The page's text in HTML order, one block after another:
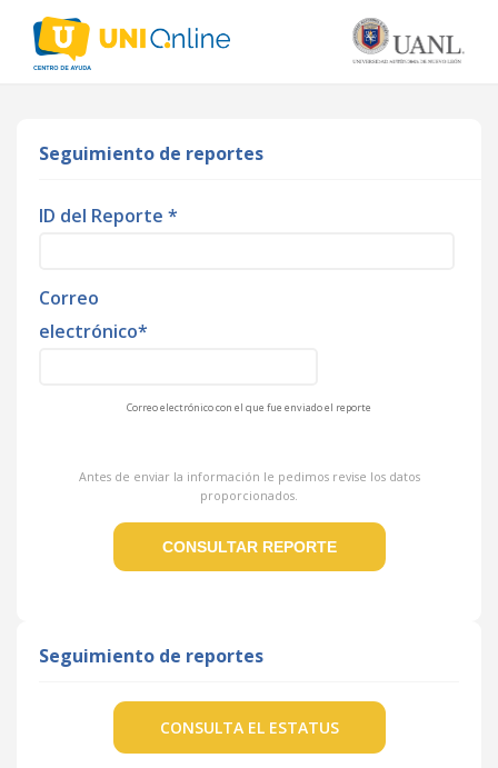
Seguimiento de reportes
ID del Reporte *
Correo
electrónico*
Correo electrónico con el que fue enviado el reporte
Antes de enviar la información le pedimos revise los datos
proporcionados.
Seguimiento de reportes
CONSULTA EL ESTATUS